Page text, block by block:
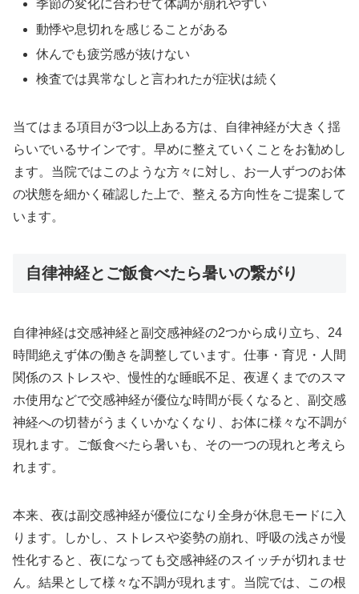
季節の変化に合わせて体調が崩れやすい
動悸や息切れを感じることがある
休んでも疲労感が抜けない
検査では異常なしと言われたが症状は続く
当てはまる項目が3つ以上ある方は、自律神経が大きく揺
らいでいるサインです。早めに整えていくことをお勧めし
ます。当院ではこのような方々に対し、お一人ずつのお体
の状態を細かく確認した上で、整える方向性をご提案して
います。
自律神経とご飯食べたら暑いの繋がり
自律神経は交感神経と副交感神経の2つから成り立ち、24
時間絶えず体の働きを調整しています。仕事・育児・人間
関係のストレスや、慢性的な睡眠不足、夜遅くまでのスマ
ホ使用などで交感神経が優位な時間が長くなると、副交感
神経への切替がうまくいかなくなり、お体に様々な不調が
現れます。ご飯食べたら暑いも、その一つの現れと考えら
れます。
本来、夜は副交感神経が優位になり全身が休息モードに入
ります。しかし、ストレスや姿勢の崩れ、呼吸の浅さが慢
性化すると、夜になっても交感神経のスイッチが切れませ
ん。結果として様々な不調が現れます。当院では、この根